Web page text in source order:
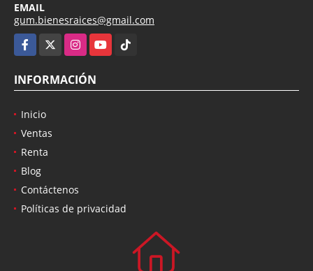
EMAIL
gum.bienesraices@gmail.com
Facebook
InstagramYouTubeTikTok
INFORMACIÓN
Inicio
Ventas
Renta
Blog
Contáctenos
Políticas de privacidad